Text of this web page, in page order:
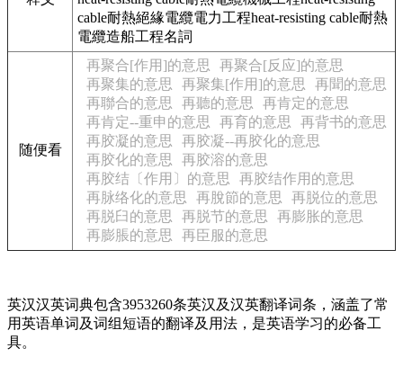
cable耐熱絕緣電纜電力工程heat-resisting cable耐熱
電纜造船工程名詞
随便看
再聚合[作用]的意思
再聚合[反应]的意思
再聚集的意思
再聚集[作用]的意思
再聞的意思
再聯合的意思
再聽的意思
再肯定的意思
再肯定--重申的意思
再育的意思
再背书的意思
再胶凝的意思
再胶凝--再胶化的意思
再胶化的意思
再胶溶的意思
再胶结〔作用〕的意思
再胶结作用的意思
再脉络化的意思
再脫節的意思
再脱位的意思
再脱臼的意思
再脱节的意思
再膨胀的意思
再膨脹的意思
再臣服的意思
英汉汉英词典包含3953260条英汉及汉英翻译词条，涵盖了常
用英语单词及词组短语的翻译及用法，是英语学习的必备工
具。